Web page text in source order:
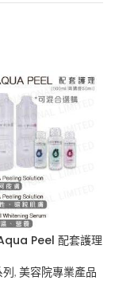
Peel 配套護理
列, 美容院專業產品